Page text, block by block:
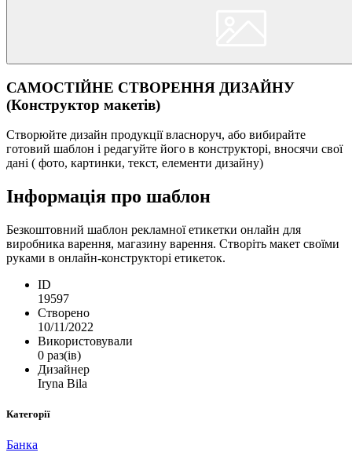
САМОСТІЙНЕ СТВОРЕННЯ ДИЗАЙНУ
(Конструктор макетів)
Створюйте дизайн продукції власноруч, або вибирайте
готовий шаблон і редагуйте його в конструкторі, вносячи свої
дані ( фото, картинки, текст, елементи дизайну)
Інформація про шаблон
Безкоштовний шаблон рекламної етикетки онлайн для
виробника варення, магазину варення. Створіть макет своїми
руками в онлайн-конструкторі етикеток.
ID
19597
Створено
10/11/2022
Використовували
0 раз(ів)
Дизайнер
Iryna Bila
Категорії
Банка